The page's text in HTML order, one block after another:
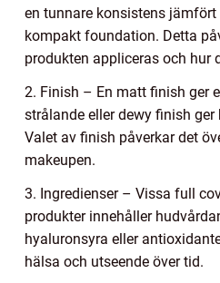
en tunnare konsistens jämfört
kompakt foundation. Detta
produkten appliceras och hur
2. Finish – En matt finish ger
strålande eller dewy finish
Valet av finish påverkar det
makeupen.
3. Ingredienser – Vissa full
produkter innehåller
hyaluronsyra eller
hälsa och utseende över tid.